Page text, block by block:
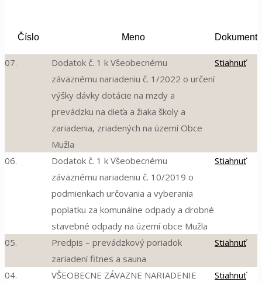
Číslo Meno Dokument
07.
Dodatok č. 1 k Všeobecnému
záväznému nariadeniu č. 1/2022 o určení
výšky dávky dotácie na mzdy a
prevádzku na dieťa a žiaka školy a
zariadenia, zriadených na území Obce
Mužla
Stiahnuť
06.
Dodatok č. 1 k Všeobecnému
záväznému nariadeniu č. 10/2019 o
podmienkach určovania a vyberania
poplatku za komunálne odpady a drobné
stavebné odpady na území obce Mužla
Stiahnuť
05.
Predpis – prevádzkový poriadok
zariadení fitnes a sauna
Stiahnuť
04.
VŠEOBECNE ZÁVAZNE NARIADENIE
Stiahnuť